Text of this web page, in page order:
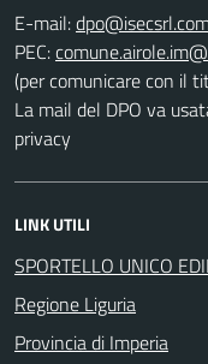
E-mail:
PEC:
(per comunicare con il
La mail del DPO va
privacy
LINK UTILI
SPORTELLO UNICO
Regione Liguria
Provincia di Imperia